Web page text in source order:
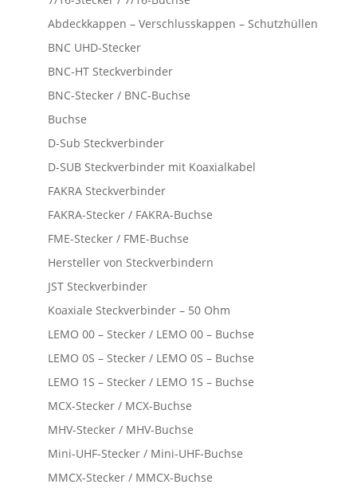
Abdeckkappen – Verschlusskappen – Schutzhüllen
BNC UHD-Stecker
BNC-HT Steckverbinder
BNC-Stecker / BNC-Buchse
Buchse
D-Sub Steckverbinder
D-SUB Steckverbinder mit Koaxialkabel
FAKRA Steckverbinder
FAKRA-Stecker / FAKRA-Buchse
FME-Stecker / FME-Buchse
Hersteller von Steckverbindern
JST Steckverbinder
Koaxiale Steckverbinder – 50 Ohm
LEMO 00 – Stecker / LEMO 00 – Buchse
LEMO 0S – Stecker / LEMO 0S – Buchse
LEMO 1S – Stecker / LEMO 1S – Buchse
MCX-Stecker / MCX-Buchse
MHV-Stecker / MHV-Buchse
Mini-UHF-Stecker / Mini-UHF-Buchse
MMCX-Stecker / MMCX-Buchse